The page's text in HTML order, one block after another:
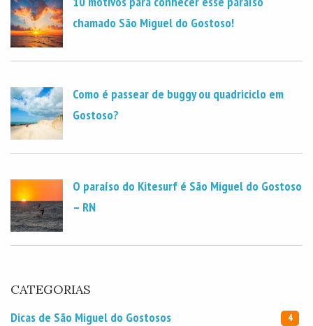
chamado São Miguel do Gostoso!
Como é passear de buggy ou quadriciclo em
Gostoso?
O paraíso do Kitesurf é São Miguel do Gostoso
– RN
CATEGORIAS
Dicas de São Miguel do Gostosos
4